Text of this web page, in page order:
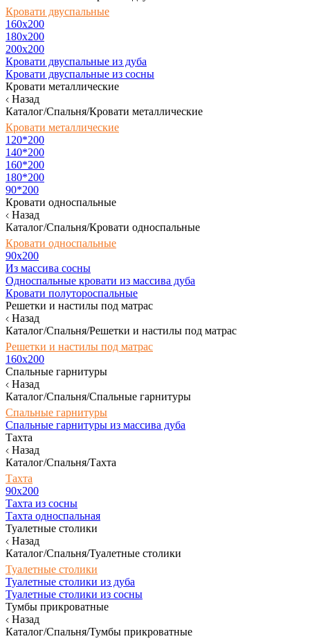
Кровати двуспальные
160х200
180x200
200x200
Кровати двуспальные из дуба
Кровати двуспальные из сосны
Кровати металлические
Назад
Каталог/Спальня/Кровати металлические
Кровати металлические
120*200
140*200
160*200
180*200
90*200
Кровати односпальные
Назад
Каталог/Спальня/Кровати односпальные
Кровати односпальные
90х200
Из массива сосны
Односпальные кровати из массива дуба
Кровати полутороспальные
Решетки и настилы под матрас
Назад
Каталог/Спальня/Решетки и настилы под матрас
Решетки и настилы под матрас
160х200
Спальные гарнитуры
Назад
Каталог/Спальня/Спальные гарнитуры
Спальные гарнитуры
Спальные гарнитуры из массива дуба
Тахта
Назад
Каталог/Спальня/Тахта
Тахта
90х200
Тахта из сосны
Тахта односпальная
Туалетные столики
Назад
Каталог/Спальня/Туалетные столики
Туалетные столики
Туалетные столики из дуба
Туалетные столики из сосны
Тумбы прикроватные
Назад
Каталог/Спальня/Тумбы прикроватные